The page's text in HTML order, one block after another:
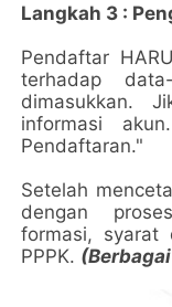
Langkah 3 :
Pendaftar
terhadap
dimasukkan.
informasi
Pendaftaran."
Setelah
dengan
formasi, syarat
PPPK.